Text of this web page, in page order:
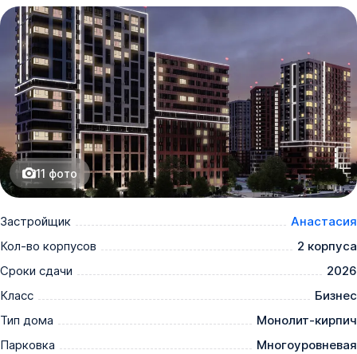
11 фото
Застройщик
Анастасия
Кол-во корпусов
2 корпуса
Сроки сдачи
2026
Класс
Бизнес
Тип дома
Монолит-кирпич
Парковка
Многоуровневая